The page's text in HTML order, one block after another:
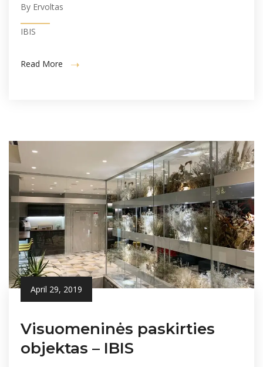
By Ervoltas
IBIS
Read More
April 29, 2019
Visuomeninės paskirties
objektas – IBIS